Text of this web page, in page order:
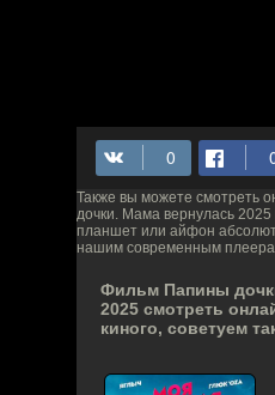
Также вы можете смотреть
дочки. Мама вернулась
планшет или айфон
нашим современным
Фильм Папины
2025 смотреть
киного, советуем